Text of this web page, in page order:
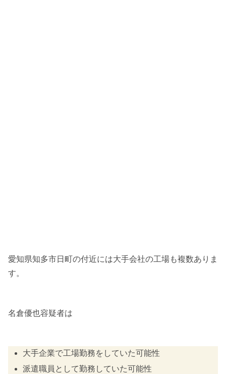
愛知県知多市日町の付近には大手会社の工場も複数ありま
す。
名倉優也容疑者は
大手企業で工場勤務をしていた可能性
派遣職員として勤務していた可能性